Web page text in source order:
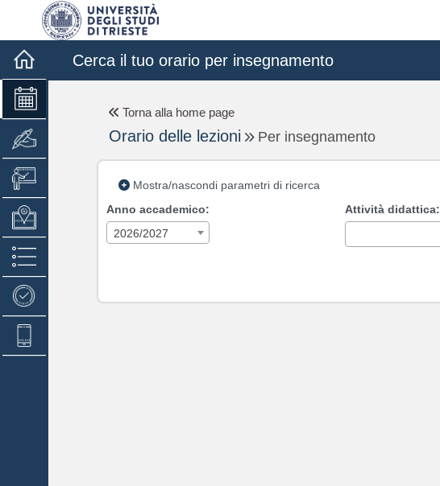
Cerca il tuo orario per insegnamento
Torna alla home page
Orario delle lezioni Per insegnamento
Mostra/nascondi parametri di ricerca
Anno accademico:
2026/2027
Attività didattica: